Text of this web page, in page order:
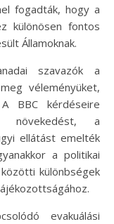
fogadták, hogy a
különösen fontos
Államoknak.
szavazók a
véleményüket,
BBC kérdéseire
növekedést, a
ellátást emelték
a politikai
különbségek
evakuálási